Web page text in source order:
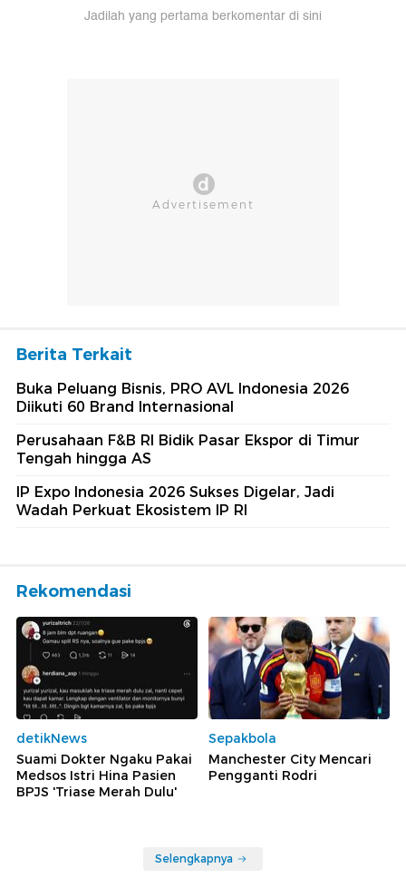
Jadilah yang pertama berkomentar di sini
Berita Terkait
Buka Peluang Bisnis, PRO AVL Indonesia 2026
Diikuti 60 Brand Internasional
Perusahaan F&B RI Bidik Pasar Ekspor di Timur
Tengah hingga AS
IP Expo Indonesia 2026 Sukses Digelar, Jadi
Wadah Perkuat Ekosistem IP RI
Rekomendasi
detikNews
Suami Dokter Ngaku Pakai
Medsos Istri Hina Pasien
BPJS 'Triase Merah Dulu'
Sepakbola
Manchester City Mencari
Pengganti Rodri
Selengkapnya